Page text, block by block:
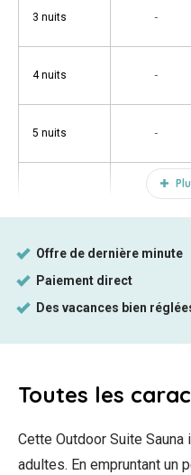
3 nuits -
4 nuits -
5 nuits -
Toutes les
Cette Outdoor Suite
adultes. En empruntant un